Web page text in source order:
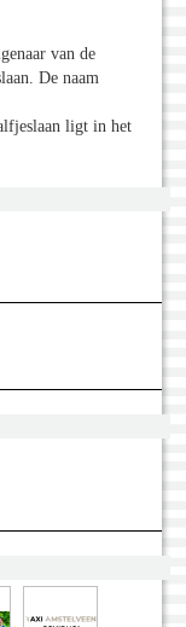
van de
De naam
ligt in het